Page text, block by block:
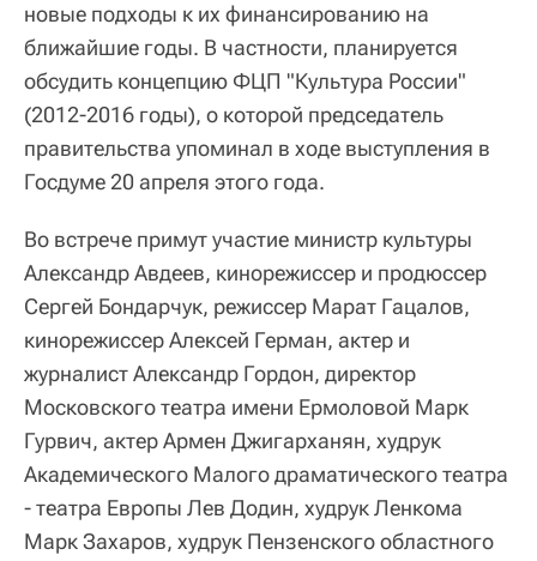
новые подходы к их финансированию на
ближайшие годы. В частности, планируется
обсудить концепцию ФЦП "Культура России"
(2012-2016 годы), о которой председатель
правительства упоминал в ходе выступления в
Госдуме 20 апреля этого года.
Во встрече примут участие министр культуры
Александр Авдеев, кинорежиссер и продюссер
Сергей Бондарчук, режиссер Марат Гацалов,
кинорежиссер Алексей Герман, актер и
журналист Александр Гордон, директор
Московского театра имени Ермоловой Марк
Гурвич, актер Армен Джигарханян, худрук
Академического Малого драматического театра
- театра Европы Лев Додин, худрук Ленкома
Марк Захаров, худрук Пензенского областного